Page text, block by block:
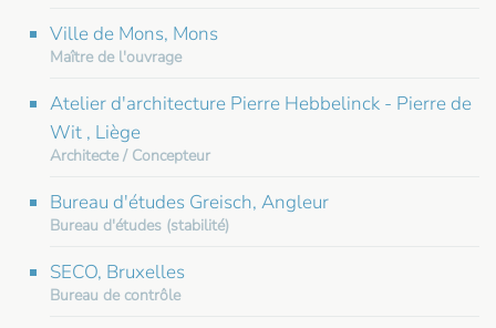
Ville de Mons, Mons
Maître de l'ouvrage
Atelier d'architecture Pierre Hebbelinck - Pierre de
Wit , Liège
Architecte / Concepteur
Bureau d'études Greisch, Angleur
Bureau d'études (stabilité)
SECO, Bruxelles
Bureau de contrôle